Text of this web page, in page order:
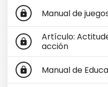
lock Manual de
lock
Artículo:
acción
lock Manual de